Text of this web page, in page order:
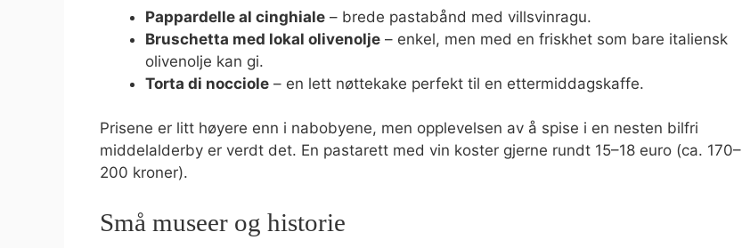
Pappardelle al cinghiale – brede pastabånd med villsvinragu.
Bruschetta med lokal olivenolje – enkel, men med en friskhet som bare italiensk
olivenolje kan gi.
Torta di nocciole – en lett nøttekake perfekt til en ettermiddagskaffe.
Prisene er litt høyere enn i nabobyene, men opplevelsen av å spise i en nesten bilfri
middelalderby er verdt det. En pastarett med vin koster gjerne rundt 15–18 euro (ca. 170–
200 kroner).
Små museer og historie